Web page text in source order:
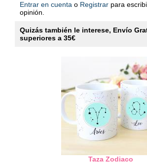
Entrar en cuenta o Registrar para
opinión.
Quizás también le interese, Envío
superiores a 35€
Taza Zodiaco